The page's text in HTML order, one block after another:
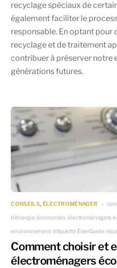
recyclage spéciaux de
également faciliter le
responsable. En optant pour
recyclage et de traitement
contribuer à préserver notre
générations futures.
CONSEILS, ÉLECTROMÉNAGER
d’énergie,économies,électroménagers
environnement, étiquette ÉnerGuide
Comment choisir et
électroménagers